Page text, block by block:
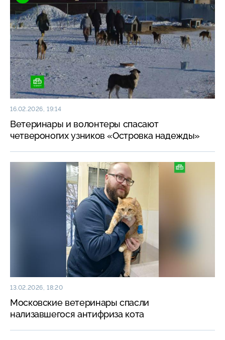
16.02.2026, 19:14
Ветеринары и волонтеры спасают
четвероногих узников «Островка надежды»
13.02.2026, 18:20
Московские ветеринары спасли
нализавшегося антифриза кота